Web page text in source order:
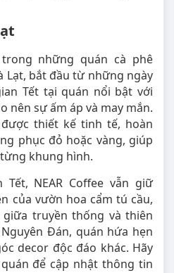
những quán cà phê
Lạt, bắt đầu từ những ngày
Tết tại quán nổi bật với
nên sự ấm áp và may mắn.
thiết kế tinh tế, hoàn
phục đỏ hoặc vàng, giúp
khung hình.
NEAR Coffee vẫn giữ
của vườn hoa cẩm tú cầu,
truyền thống và thiên
Đán, quán hứa hẹn
decor độc đáo khác. Hãy
để cập nhật thông tin